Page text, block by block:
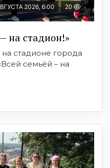
2026, 6:00 20
на стадион!»
на стадионе города
семьёй – на